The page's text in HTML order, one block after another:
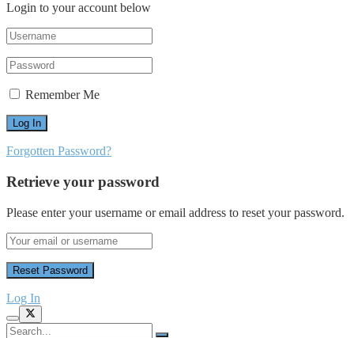
Login to your account below
Remember Me
Forgotten Password?
Retrieve your password
Please enter your username or email address to reset your password.
Log In